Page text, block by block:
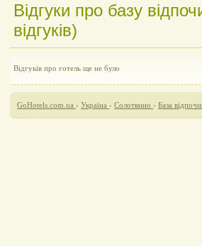
Відгуки про базу
відгуків)
Відгуків про готель ще не було
GoHotels.com.ua › Україна › Солотвино › База